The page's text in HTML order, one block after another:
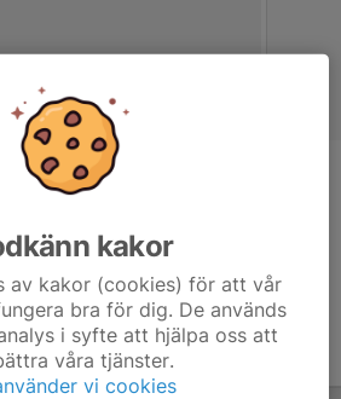
Ledare
kakor
av kakor (cookies) för att vår
bra för dig. De används
i syfte att hjälpa oss att
våra tjänster.
vi cookies